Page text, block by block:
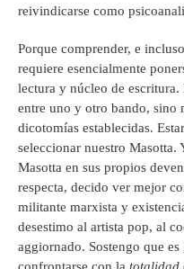
reivindicarse como
Porque comprender, e
requiere esencialmente
lectura y núcleo de
entre uno y otro bando, sino
dicotomías establecidas.
seleccionar nuestro
Masotta en sus propios
respecta, decido ver mejor
militante marxista y
desestimo al artista pop, al
aggiornado. Sostengo que